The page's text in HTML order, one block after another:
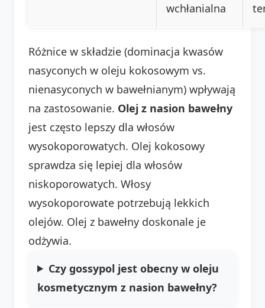
wchłanialna
Różnice w składzie (dominacja kwasów
nasyconych w oleju kokosowym vs.
nienasyconych w bawełnianym) wpływają
na zastosowanie. Olej z nasion bawełny
jest często lepszy dla włosów
wysokoporowatych. Olej kokosowy
sprawdza się lepiej dla włosów
niskoporowatych. Włosy
wysokoporowate potrzebują lekkich
olejów. Olej z bawełny doskonale je
odżywia.
Czy gossypol jest obecny w oleju
kosmetycznym z nasion bawełny?